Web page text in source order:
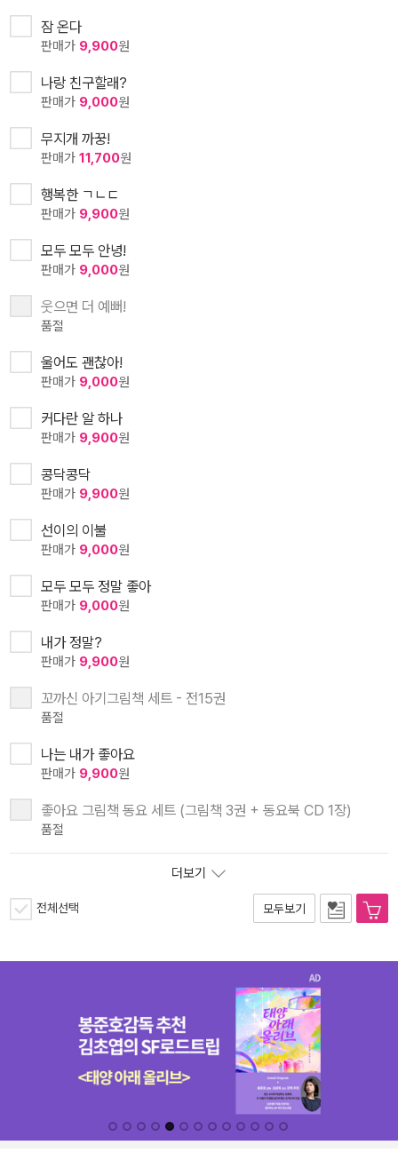
잠 온다
판매가 9,900원
나랑 친구할래?
판매가 9,000원
무지개 까꿍!
판매가 11,700원
행복한 ㄱㄴㄷ
판매가 9,900원
모두 모두 안녕!
판매가 9,000원
웃으면 더 예뻐!
품절
울어도 괜찮아!
판매가 9,000원
커다란 알 하나
판매가 9,900원
콩닥콩닥
판매가 9,900원
선이의 이불
판매가 9,000원
모두 모두 정말 좋아
판매가 9,000원
내가 정말?
판매가 9,900원
꼬까신 아기그림책 세트 - 전15권
품절
나는 내가 좋아요
판매가 9,900원
좋아요 그림책 동요 세트 (그림책 3권 + 동요북 CD 1장)
품절
더보기
전체선택 모두보기